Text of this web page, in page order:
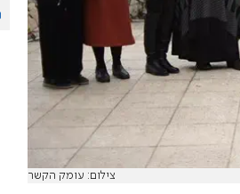
צילום: עומק הקשר